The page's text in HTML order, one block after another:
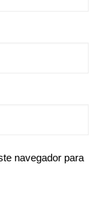
navegador para